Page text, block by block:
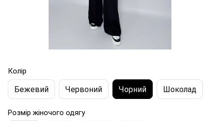
Колір
Бежевий Червоний Чорний Шоколад
Розмір жіночого одягу